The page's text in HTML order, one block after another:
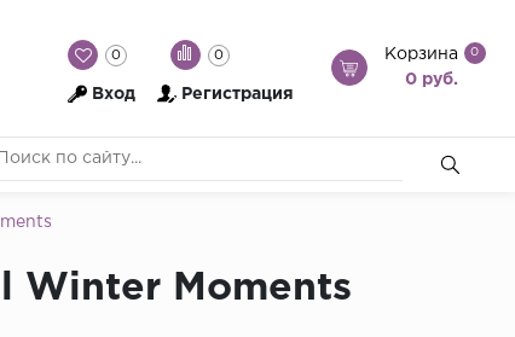
0 0
Вход Регистрация
Корзина 0
0 руб.
Winter Moments